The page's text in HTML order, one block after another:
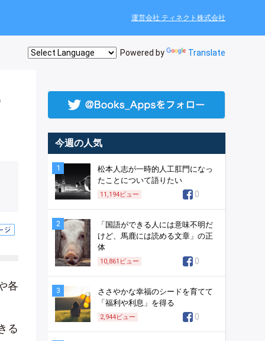
運営会社 ティネクト株式会社
Powered by Translate
各
る
今週の人気
1
松本人志が一時的人工肛門になっ
たことについて語りたい
11,194ビュー 0
2
「国語ができる人には意味不明だ
けど、馬鹿には読める文章」の正
体
10,861 ビュー 0
3
ささやかな幸福のシードを育てて
「福利や利息」を得る
2,944ビュー 0